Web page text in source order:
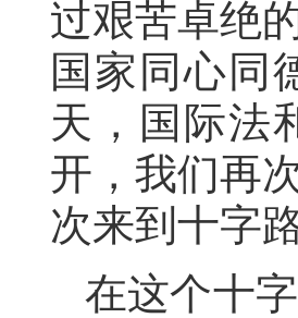
过艰苦卓绝
国家同心同
天，国际法
开，我们再
次来到十字
在这个十